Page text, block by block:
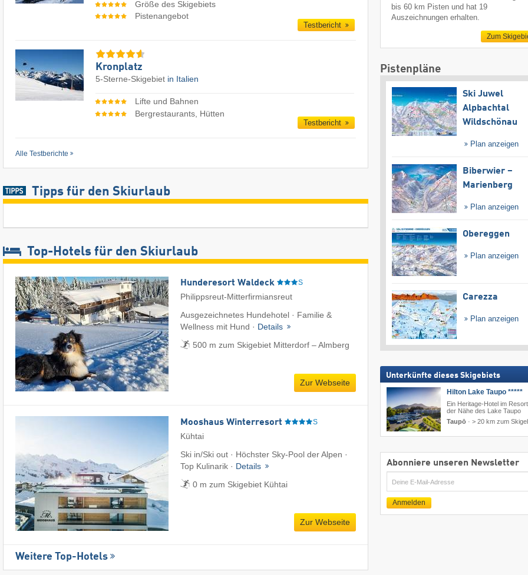
Größe des Skigebiets
Pistenangebot
Testbericht
Kronplatz
5-Sterne-Skigebiet in Italien
Lifte und Bahnen
Bergrestaurants, Hütten
Testbericht
Alle Testberichte
Tipps für den Skiurlaub
Top-Hotels für den Skiurlaub
Hunderesort Waldeck S
Philippsreut-Mitterfirmiansreut
Ausgezeichnetes Hundehotel · Familie &
Wellness mit Hund · Details
500 m zum Skigebiet Mitterdorf – Almberg
Zur Webseite
Mooshaus Winterresort S
Kühtai
Ski in/Ski out · Höchster Sky-Pool der Alpen ·
Top Kulinarik · Details
0 m zum Skigebiet Kühtai
Zur Webseite
Weitere Top-Hotels
bis 60 km Pisten und hat 19
Auszeichnungen erhalten.
Zum
Pistenpläne
Ski Juwel
Alpbachtal
Wildschönau
Plan anzeigen
Biberwier –
Marienberg
Plan anzeigen
Obereggen
Plan anzeigen
Carezza
Plan anzeigen
Unterkünfte dieses Skigebiets
Hilton Lake Taupo *****
Ein Heritage-Hotel im
der Nähe des Lake Taupo
Taupō· > 20 km zum
Abonniere unseren Newsletter
E-
Mail
Anmelden